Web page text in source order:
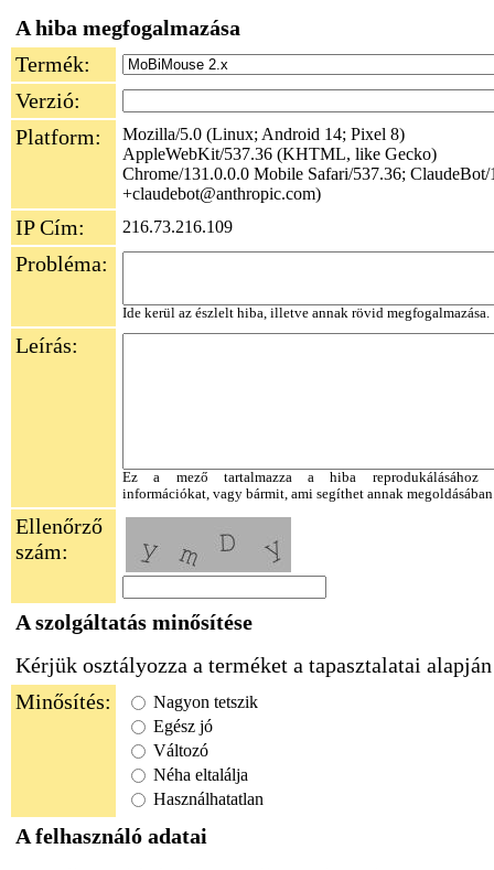
A hiba megfogalmazása
Termék:
Verzió:
Platform:
Mozilla/5.0 (Linux; Android 14; Pixel 8)
AppleWebKit/537.36 (KHTML, like Gecko)
Chrome/131.0.0.0 Mobile Safari/537.36; ClaudeBot/
+claudebot@anthropic.com)
IP Cím: 216.73.216.109
Probléma:
Ide kerül az észlelt hiba, illetve annak rövid megfogalmazása.
Leírás:
Ez a mező tartalmazza a hiba reprodukálásához
információkat, vagy bármit, ami segíthet annak
Ellenőrző
szám:
A szolgáltatás minősítése
Kérjük osztályozza a terméket a tapasztalatai
Minősítés:
Nagyon tetszik
Egész jó
Változó
Néha eltalálja
Használhatatlan
A felhasználó adatai